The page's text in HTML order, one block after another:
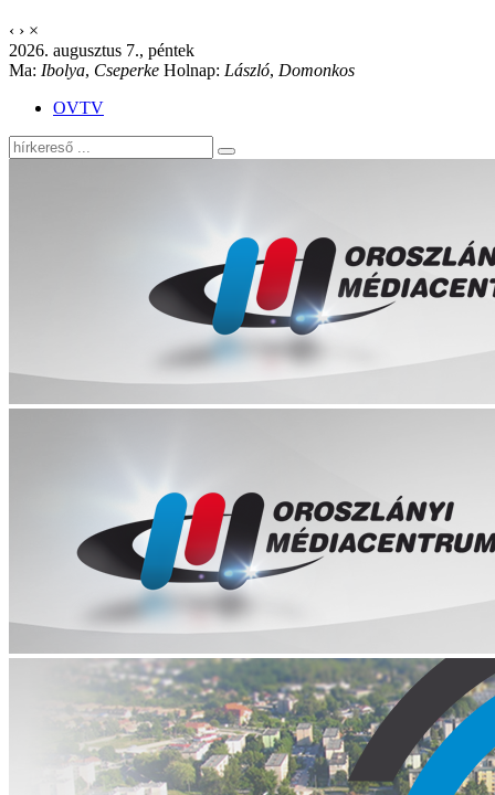
‹ › ×
2026. augusztus 7., péntek
Ma: Ibolya, Cseperke Holnap: László, Domonkos
OVTV